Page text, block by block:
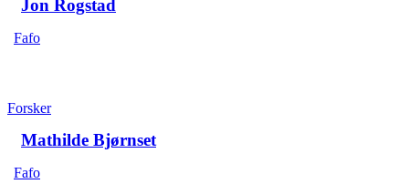
Jon Rogstad
Fafo
Forsker
Mathilde Bjørnset
Fafo